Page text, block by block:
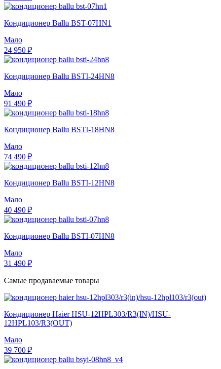
Кондиционер Ballu BST-07HN1
Мало
24 950 ₽
Кондиционер Ballu BSTI-24HN8
Мало
91 490 ₽
Кондиционер Ballu BSTI-18HN8
Мало
74 490 ₽
Кондиционер Ballu BSTI-12HN8
Мало
40 490 ₽
Кондиционер Ballu BSTI-07HN8
Мало
31 490 ₽
Самые продаваемые товары
Кондиционер Haier HSU-12HPL303/R3(IN)/HSU-
12HPL103/R3(OUT)
Мало
39 700 ₽